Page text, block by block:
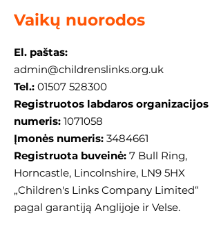
Vaikų nuorodos
El. paštas:
admin@childrenslinks.org.uk
Tel.: 01507 528300
Registruotos labdaros organizacijos
numeris: 1071058
Įmonės numeris: 3484661
Registruota buveinė: 7 Bull Ring,
Horncastle, Lincolnshire, LN9 5HX
„Children's Links Company Limited“
pagal garantiją Anglijoje ir Velse.